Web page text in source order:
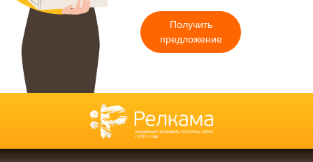
Получить
предложение